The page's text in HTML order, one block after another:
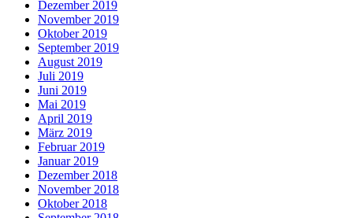
Dezember 2019
November 2019
Oktober 2019
September 2019
August 2019
Juli 2019
Juni 2019
Mai 2019
April 2019
März 2019
Februar 2019
Januar 2019
Dezember 2018
November 2018
Oktober 2018